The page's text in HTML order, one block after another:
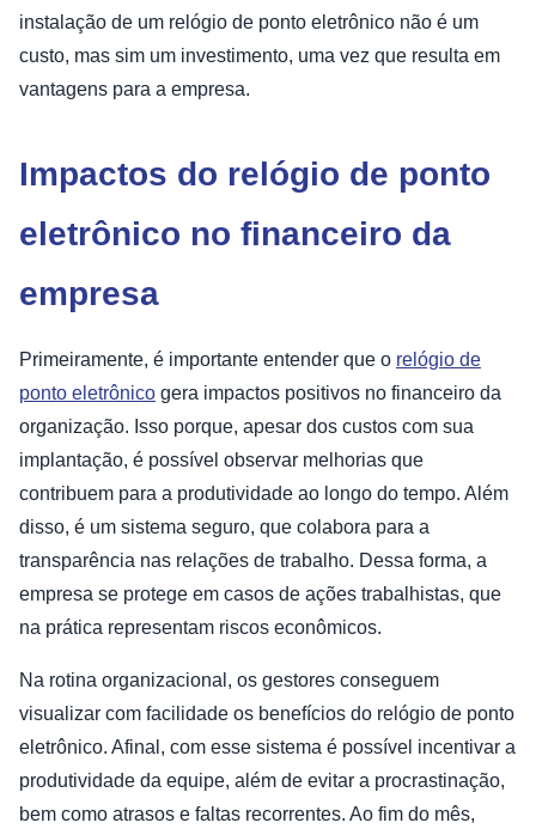
instalação de um relógio de ponto eletrônico não é um
custo, mas sim um investimento, uma vez que resulta em
vantagens para a empresa.
Impactos do relógio de ponto
eletrônico no financeiro da
empresa
Primeiramente, é importante entender que o relógio de
ponto eletrônico gera impactos positivos no financeiro da
organização. Isso porque, apesar dos custos com sua
implantação, é possível observar melhorias que
contribuem para a produtividade ao longo do tempo. Além
disso, é um sistema seguro, que colabora para a
transparência nas relações de trabalho. Dessa forma, a
empresa se protege em casos de ações trabalhistas, que
na prática representam riscos econômicos.
Na rotina organizacional, os gestores conseguem
visualizar com facilidade os benefícios do relógio de ponto
eletrônico. Afinal, com esse sistema é possível incentivar a
produtividade da equipe, além de evitar a procrastinação,
bem como atrasos e faltas recorrentes. Ao fim do mês,